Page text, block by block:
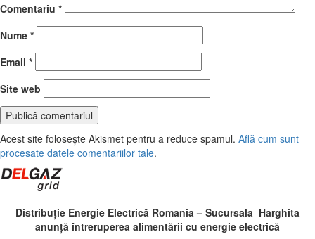
Comentariu *
Nume *
Email *
Site web
Acest site folosește Akismet pentru a reduce spamul. Află cum sunt
procesate datele comentariilor tale.
Distribuție Energie Electrică Romania – Sucursala Harghita
anunță întreruperea alimentării cu energie electrică